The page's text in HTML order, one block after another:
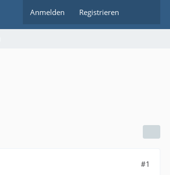
Anmelden Registrieren
#1